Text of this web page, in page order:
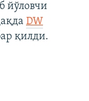
йўловчи
DW
қилди.